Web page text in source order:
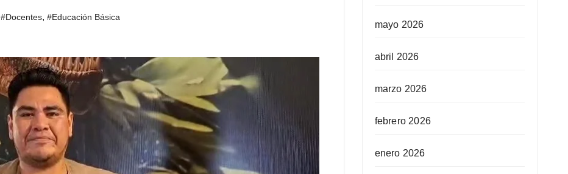
#Docentes, #Educación Básica
mayo 2026
abril 2026
marzo 2026
febrero 2026
enero 2026